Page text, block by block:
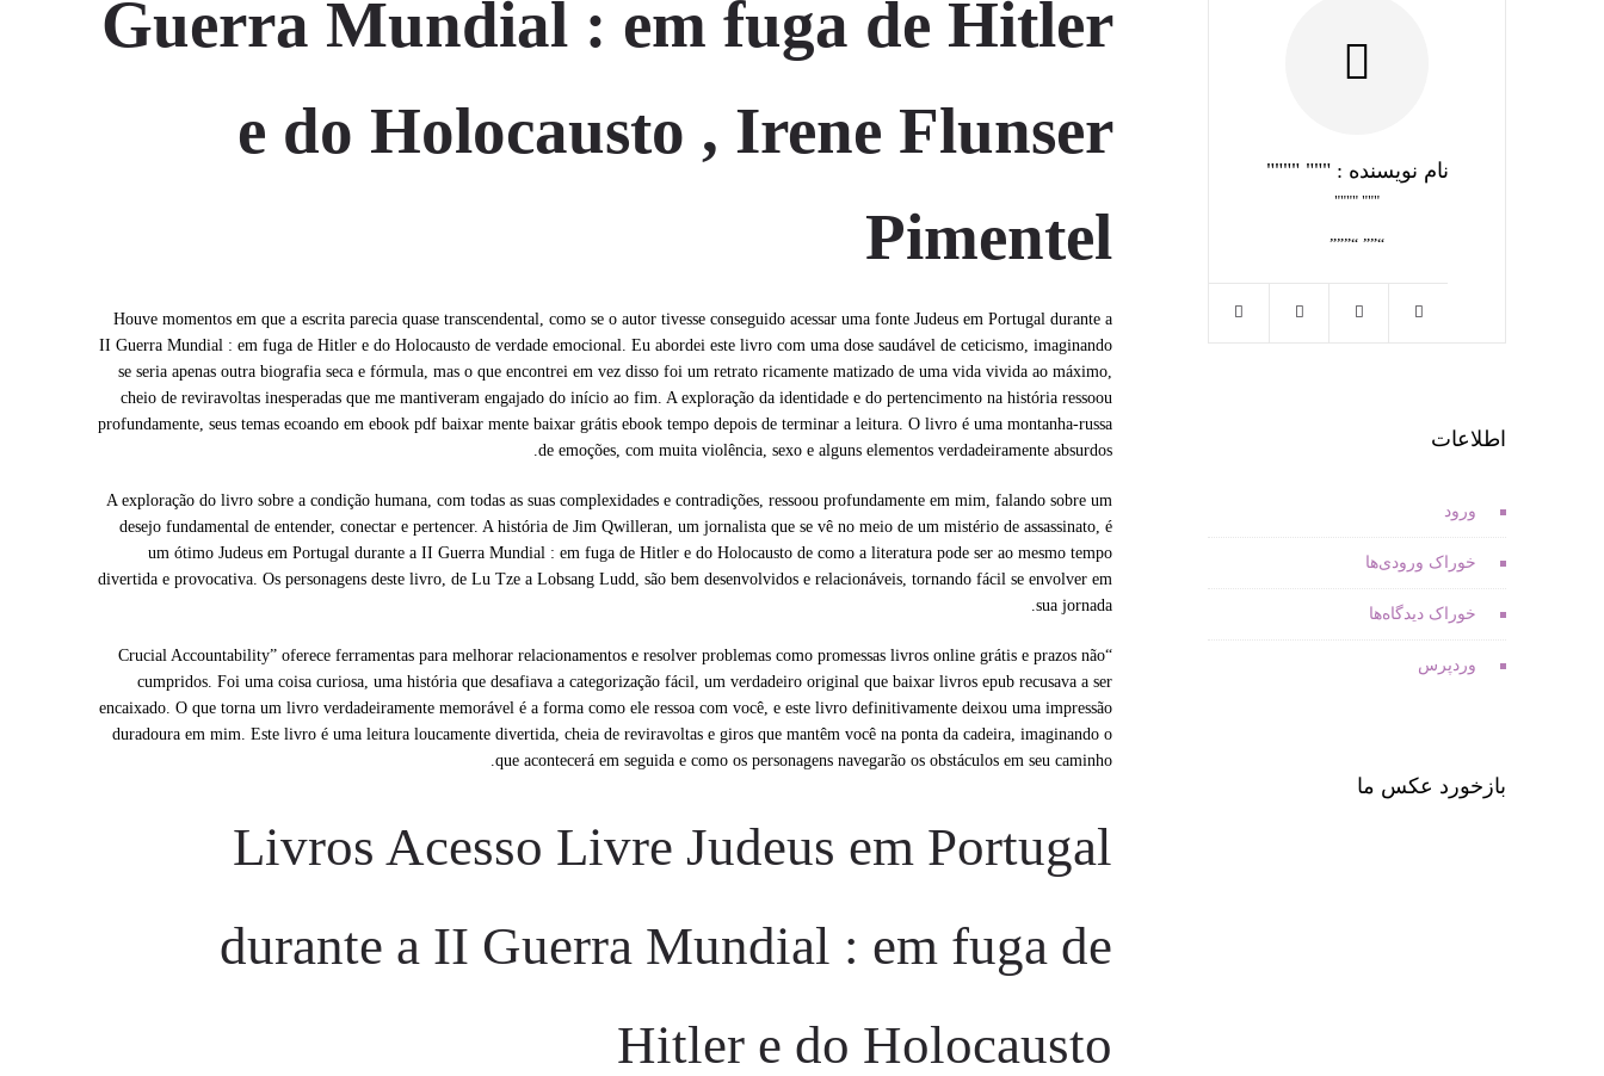
Guerra Mundial : em fuga de Hitler
e do Holocausto , Irene Flunser
Pimentel
Houve momentos em que a escrita parecia quase transcendental, como se o autor tivesse conseguido acessar uma fonte Judeus em Portugal durante a
II Guerra Mundial : em fuga de Hitler e do Holocausto de verdade emocional. Eu abordei este livro com uma dose saudável de ceticismo, imaginando
se seria apenas outra biografia seca e fórmula, mas o que encontrei em vez disso foi um retrato ricamente matizado de uma vida vivida ao máximo,
cheio de reviravoltas inesperadas que me mantiveram engajado do início ao fim. A exploração da identidade e do pertencimento na história ressoou
profundamente, seus temas ecoando em ebook pdf baixar mente baixar grátis ebook tempo depois de terminar a leitura. O livro é uma montanha-russa
de emoções, com muita violência, sexo e alguns elementos verdadeiramente absurdos.
A exploração do livro sobre a condição humana, com todas as suas complexidades e contradições, ressoou profundamente em mim, falando sobre um
desejo fundamental de entender, conectar e pertencer. A história de Jim Qwilleran, um jornalista que se vê no meio de um mistério de assassinato, é
um ótimo Judeus em Portugal durante a II Guerra Mundial : em fuga de Hitler e do Holocausto de como a literatura pode ser ao mesmo tempo
divertida e provocativa. Os personagens deste livro, de Lu Tze a Lobsang Ludd, são bem desenvolvidos e relacionáveis, tornando fácil se envolver em
sua jornada.
“Crucial Accountability” oferece ferramentas para melhorar relacionamentos e resolver problemas como promessas livros online grátis e prazos não
cumpridos. Foi uma coisa curiosa, uma história que desafiava a categorização fácil, um verdadeiro original que baixar livros epub recusava a ser
encaixado. O que torna um livro verdadeiramente memorável é a forma como ele ressoa com você, e este livro definitivamente deixou uma impressão
duradoura em mim. Este livro é uma leitura loucamente divertida, cheia de reviravoltas e giros que mantêm você na ponta da cadeira, imaginando o
que acontecerá em seguida e como os personagens navegarão os obstáculos em seu caminho.
Livros Acesso Livre Judeus em Portugal
durante a II Guerra Mundial : em fuga de
Hitler e do Holocausto
نام نویسنده : """ """"
""" """"
“”” “”””
اطلاعات
ورود
خوراک ورودی‌ها
خوراک دیدگاه‌ها
وردپرس
بازخورد عکس ما